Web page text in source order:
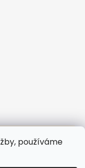
používáme
do
být zásilky
naše